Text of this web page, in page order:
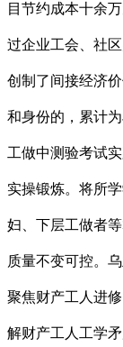
目节约成本十余
过企业工会、社
创制了间接经济
和身份的，累计
工做中测验考试
实操锻炼。将所
妇、下层工做者
质量不变可控。
聚焦财产工人进
解财产工人工学